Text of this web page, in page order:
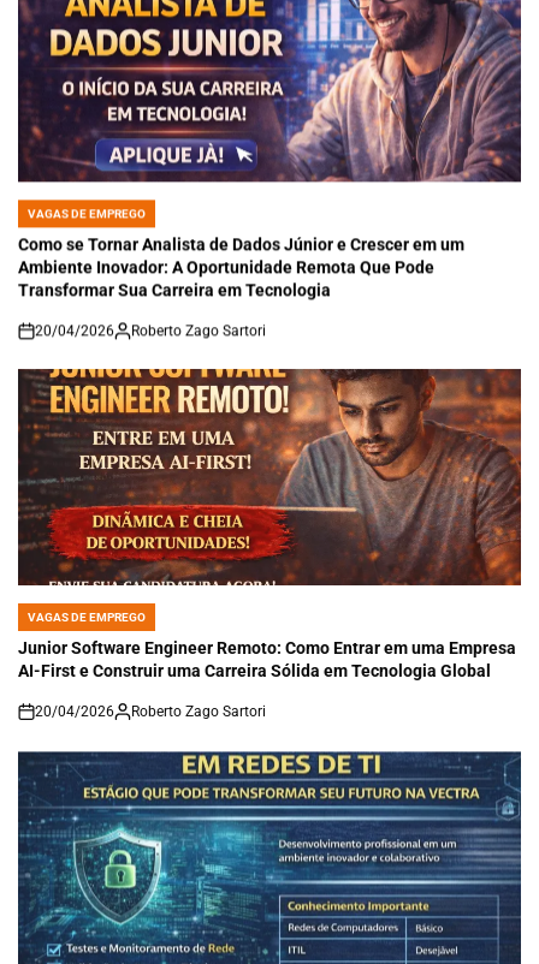
POSTED
IN
VAGAS DE EMPREGO
Como se Tornar Analista de Dados Júnior e Crescer em um
Ambiente Inovador: A Oportunidade Remota Que Pode
Transformar Sua Carreira em Tecnologia
on
20/04/2026 Roberto Zago Sartori
POSTED
VAGAS DE EMPREGO
Junior Software Engineer Remoto: Como Entrar em uma Empresa
AI-First e Construir uma Carreira Sólida em Tecnologia Global
on
20/04/2026 Roberto Zago Sartori